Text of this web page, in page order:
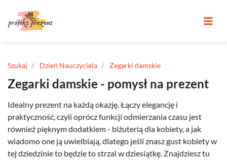
Szukaj Dzień Nauczyciela Zegarki damskie
Zegarki damskie - pomysł na prezent
Idealny prezent na każdą okazję. Łączy elegancję i
praktyczność, czyli oprócz funkcji odmierzania czasu jest
również pięknym dodatkiem - biżuterią dla kobiety, a jak
wiadomo one ją uwielbiają, dlatego jeśli znasz gust kobiety w
tej dziedzinie to będzie to strzal w dziesiątkę. Znajdziesz tu